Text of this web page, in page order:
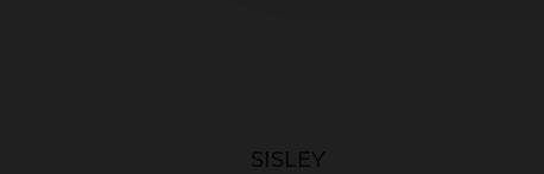
SISLEY